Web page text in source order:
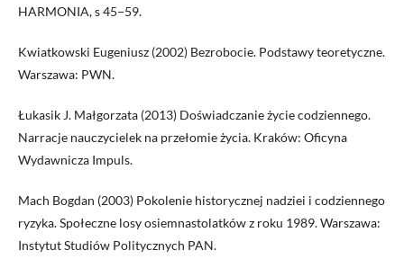
HARMONIA, s 45−59.
Kwiatkowski Eugeniusz (2002) Bezrobocie. Podstawy teoretyczne.
Warszawa: PWN.
Łukasik J. Małgorzata (2013) Doświadczanie życie codziennego.
Narracje nauczycielek na przełomie życia. Kraków: Oficyna
Wydawnicza Impuls.
Mach Bogdan (2003) Pokolenie historycznej nadziei i codziennego
ryzyka. Społeczne losy osiemnastolatków z roku 1989. Warszawa:
Instytut Studiów Politycznych PAN.